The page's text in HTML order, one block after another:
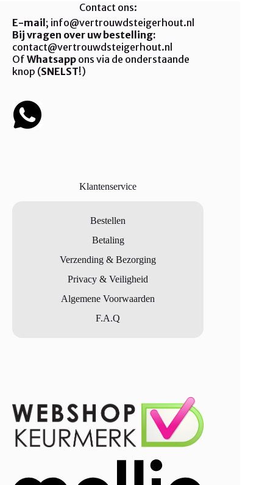
Contact ons:
E-mail; info@vertrouwdsteigerhout.nl
Bij vragen over uw bestelling:
contact@vertrouwdsteigerhout.nl
Of Whatsapp ons via de onderstaande
knop (SNELST!)
Klantenservice
Bestellen
Betaling
Verzending & Bezorging
Privacy & Veiligheid
Algemene Voorwaarden
F.A.Q